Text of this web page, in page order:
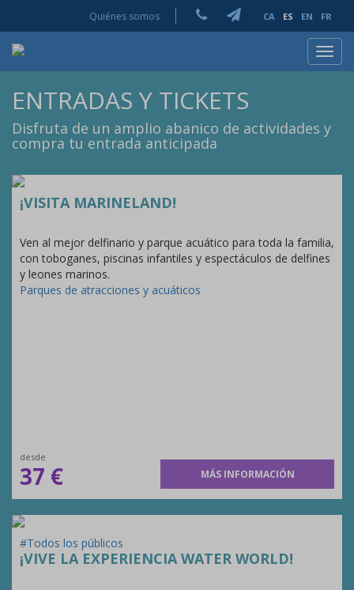
Quiénes somos CA ES EN FR
ENTRADAS Y TICKETS
Disfruta de un amplio abanico de actividades y
compra tu entrada anticipada
¡VISITA MARINELAND!
Ven al mejor delfinario y parque acuático para toda la familia,
con toboganes, piscinas infantiles y espectáculos de delfines
y leones marinos.
Parques de atracciones y acuáticos
desde
37 € MÁS INFORMACIÓN
#Todos los públicos
¡VIVE LA EXPERIENCIA WATER WORLD!